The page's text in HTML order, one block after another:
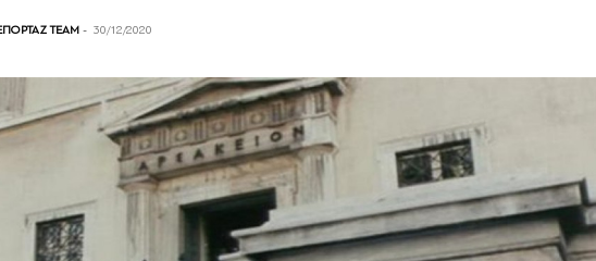
TEAM - 30/12/2020